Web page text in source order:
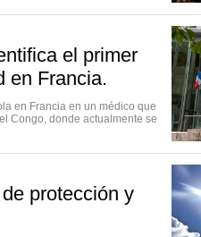
el primer
en Francia.
en Francia en un médico que
Congo, donde actualmente se
protección y